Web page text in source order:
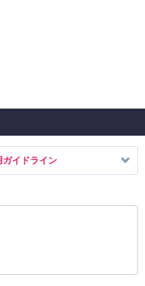
イドライン
てはコメント削除や書き込み制